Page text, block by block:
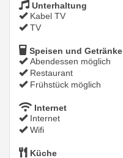
Unterhaltung
Kabel TV
TV
Speisen und Getränke
Abendessen möglich
Restaurant
Frühstück möglich
Internet
Internet
Wifi
Küche